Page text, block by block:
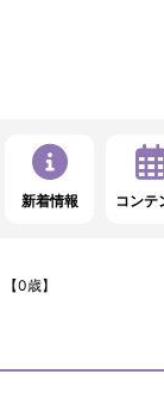
新着情報 コンテ
【0歳】